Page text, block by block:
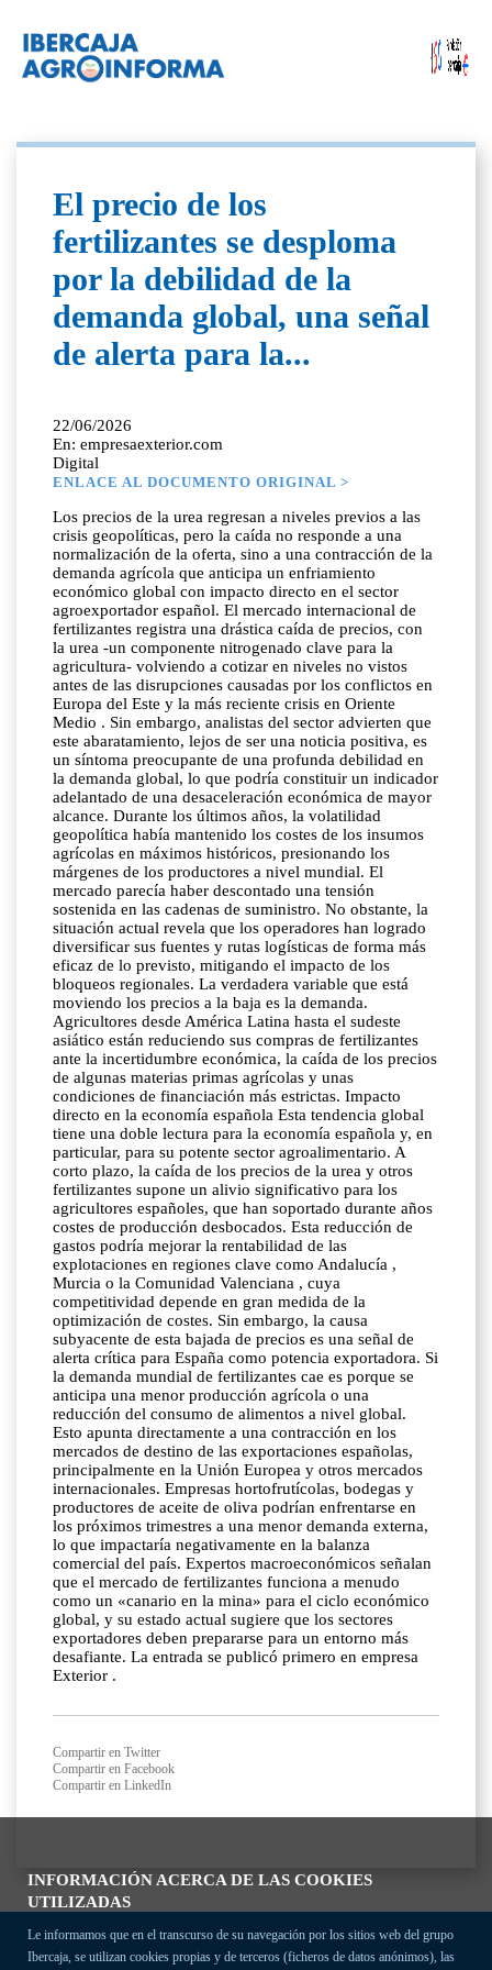
INFORMACIÓN ACERCA DE LAS COOKIES
UTILIZADAS
Le informamos que en el transcurso de su navegación por los sitios web del grupo
Ibercaja, se utilizan cookies propias y de terceros (ficheros de datos anónimos), las
El precio de los
fertilizantes se desploma
por la debilidad de la
demanda global, una señal
de alerta para la...
22/06/2026
En: empresaexterior.com
Digital
ENLACE AL DOCUMENTO ORIGINAL >
Los precios de la urea regresan a niveles previos a las
crisis geopolíticas, pero la caída no responde a una
normalización de la oferta, sino a una contracción de la
demanda agrícola que anticipa un enfriamiento
económico global con impacto directo en el sector
agroexportador español. El mercado internacional de
fertilizantes registra una drástica caída de precios, con
la urea -un componente nitrogenado clave para la
agricultura- volviendo a cotizar en niveles no vistos
antes de las disrupciones causadas por los conflictos en
Europa del Este y la más reciente crisis en Oriente
Medio . Sin embargo, analistas del sector advierten que
este abaratamiento, lejos de ser una noticia positiva, es
un síntoma preocupante de una profunda debilidad en
la demanda global, lo que podría constituir un indicador
adelantado de una desaceleración económica de mayor
alcance. Durante los últimos años, la volatilidad
geopolítica había mantenido los costes de los insumos
agrícolas en máximos históricos, presionando los
márgenes de los productores a nivel mundial. El
mercado parecía haber descontado una tensión
sostenida en las cadenas de suministro. No obstante, la
situación actual revela que los operadores han logrado
diversificar sus fuentes y rutas logísticas de forma más
eficaz de lo previsto, mitigando el impacto de los
bloqueos regionales. La verdadera variable que está
moviendo los precios a la baja es la demanda.
Agricultores desde América Latina hasta el sudeste
asiático están reduciendo sus compras de fertilizantes
ante la incertidumbre económica, la caída de los precios
de algunas materias primas agrícolas y unas
condiciones de financiación más estrictas. Impacto
directo en la economía española Esta tendencia global
tiene una doble lectura para la economía española y, en
particular, para su potente sector agroalimentario. A
corto plazo, la caída de los precios de la urea y otros
fertilizantes supone un alivio significativo para los
agricultores españoles, que han soportado durante años
costes de producción desbocados. Esta reducción de
gastos podría mejorar la rentabilidad de las
explotaciones en regiones clave como Andalucía ,
Murcia o la Comunidad Valenciana , cuya
competitividad depende en gran medida de la
optimización de costes. Sin embargo, la causa
subyacente de esta bajada de precios es una señal de
alerta crítica para España como potencia exportadora. Si
la demanda mundial de fertilizantes cae es porque se
anticipa una menor producción agrícola o una
reducción del consumo de alimentos a nivel global.
Esto apunta directamente a una contracción en los
mercados de destino de las exportaciones españolas,
principalmente en la Unión Europea y otros mercados
internacionales. Empresas hortofrutícolas, bodegas y
productores de aceite de oliva podrían enfrentarse en
los próximos trimestres a una menor demanda externa,
lo que impactaría negativamente en la balanza
comercial del país. Expertos macroeconómicos señalan
que el mercado de fertilizantes funciona a menudo
como un «canario en la mina» para el ciclo económico
global, y su estado actual sugiere que los sectores
exportadores deben prepararse para un entorno más
desafiante. La entrada se publicó primero en empresa
Exterior .
Compartir en Twitter
Compartir en Facebook
Compartir en LinkedIn